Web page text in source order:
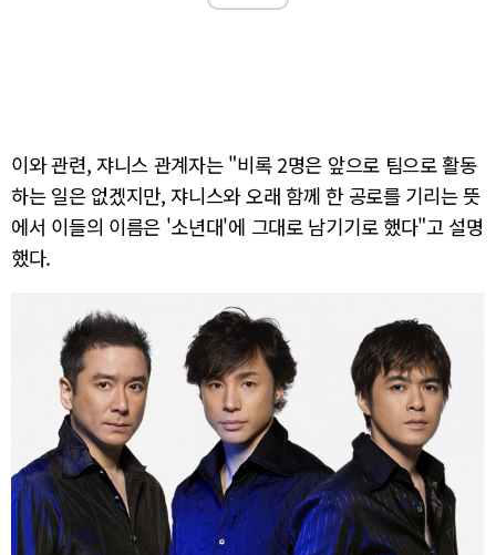
이와 관련, 쟈니스 관계자는 "비록 2명은 앞으로 팀으로 활동
하는 일은 없겠지만, 쟈니스와 오래 함께 한 공로를 기리는 뜻
에서 이들의 이름은 '소년대'에 그대로 남기기로 했다"고 설명
했다.